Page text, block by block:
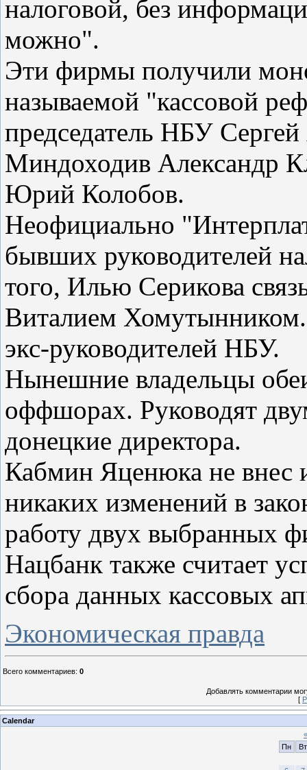
налоговой, без
можно".
Эти фирмы получили
называемой "кассовой
председатель НБУ Сергей
Миндоходив Александр
Юрий Колобов.
Неофициально
бывших руководителей
того, Илью Серикова
Виталием
экс-руководителей НБУ.
Нынешние владельцы
оффшорах. Руководят
донецкие директора.
Кабмин Яценюка не внес
никаких изменений в
работу двух выбранных
Нацбанк также считает
сбора данных кассовых
Экономическая правда
Всего комментариев: 0
Добавлять комментарии
[
Calendar
«
Пн
Вт